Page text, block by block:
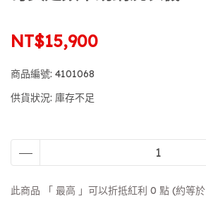
NT$15,900
商品編號: 4101068
供貨狀況: 庫存不足
此商品 「 最高 」可以折抵紅利 0 點 (約等於